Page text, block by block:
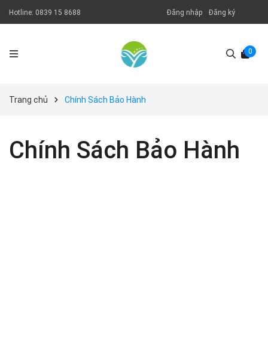
Hotline: 0839 15 8688 Đăng nhập Đăng ký
0
Trang chủ Chính Sách Bảo Hành
Chính Sách Bảo Hành